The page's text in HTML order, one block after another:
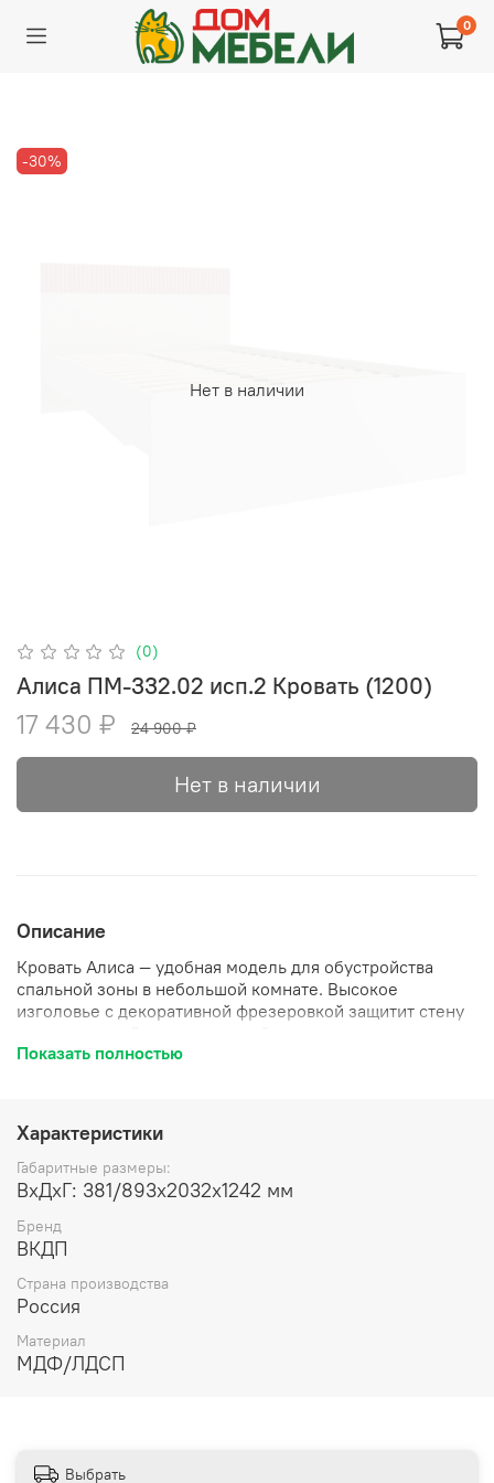
0
Нет в наличии
-30%
(0)
Алиса ПМ-332.02 исп.2 Кровать (1200)
17 430 ₽ 24 900 ₽
Нет в наличии
Описание
Кровать Алиса — удобная модель для обустройства
спальной зоны в небольшой комнате. Высокое
изголовье с декоративной фрезеровкой защитит стену
обеспечит комфортный сон и продлит срок службы
Основание (в комплекте):
Показать полностью
Характеристики
Габаритные размеры:
ВхДхГ: 381/893x2032x1242 мм
Бренд
ВКДП
Страна производства
Россия
Материал
МДФ/ЛДСП
Выбрать